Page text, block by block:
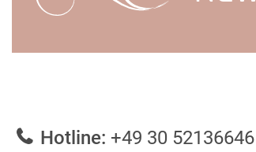
Hotline: +49 30 52136646